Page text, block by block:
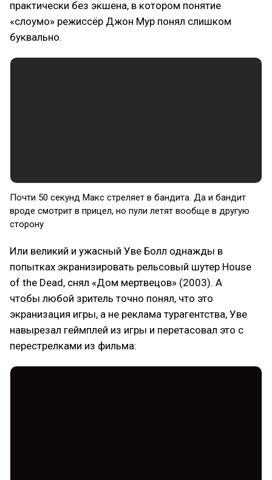
практически без экшена, в котором понятие
«слоумо» режиссёр Джон Мур понял слишком
буквально.
Почти 50 секунд Макс стреляет в бандита. Да и бандит
вроде смотрит в прицел, но пули летят вообще в другую
сторону
Или великий и ужасный Уве Болл однажды в
попытках экранизировать рельсовый шутер House
of the Dead, снял «Дом мертвецов» (2003). А
чтобы любой зритель точно понял, что это
экранизация игры, а не реклама турагентства, Уве
навырезал геймплей из игры и перетасовал это с
перестрелками из фильма: